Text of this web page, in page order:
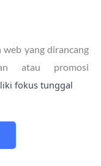
yang dirancang
atau promosi
fokus tunggal